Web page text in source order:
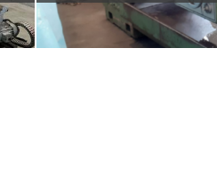
X 1500 VISUALIZZATO SU 2
ASSI